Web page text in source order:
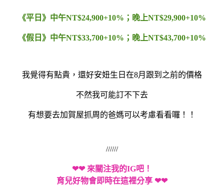
《平日》中午NT$24,900+10%；晚上NT$29,900+10%
《假日》中午NT$33,700+10%；晚上NT$43,700+10%
我覺得有點貴，還好安妞生日在8月跟到之前的價格
不然我可能訂不下去
有想要去加賀屋抓周的爸媽可以考慮看看囉！！
//////
❤❤ 來關注我的IG吧！
育兒好物會即時在這裡分享 ❤❤